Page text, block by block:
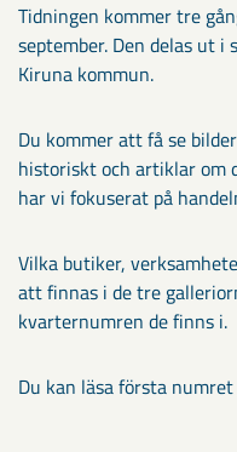
Tidningen kommer tre
september. Den delas ut i
Kiruna kommun.
Du kommer att få se
historiskt och artiklar om
har vi fokuserat på
Vilka butiker,
att finnas i de tre
kvarternumren de finns i.
Du kan läsa första numret